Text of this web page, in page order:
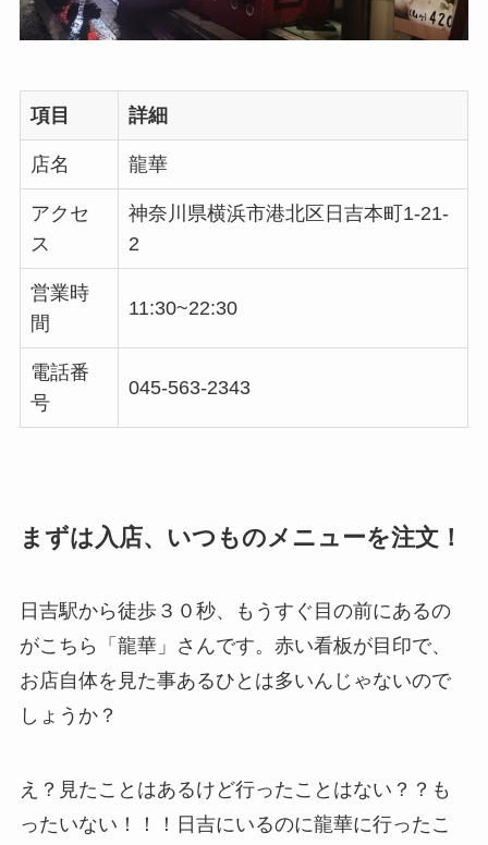
項目 詳細
店名 龍華
アクセ
ス
神奈川県横浜市港北区日吉本町1-21-
2
営業時
間
11:30~22:30
電話番
号
045-563-2343
まずは入店、いつものメニューを注文！
日吉駅から徒歩３０秒、もうすぐ目の前にあるの
がこちら「龍華」さんです。赤い看板が目印で、
お店自体を見た事あるひとは多いんじゃないので
しょうか？
え？見たことはあるけど行ったことはない？？も
ったいない！！！日吉にいるのに龍華に行ったこ